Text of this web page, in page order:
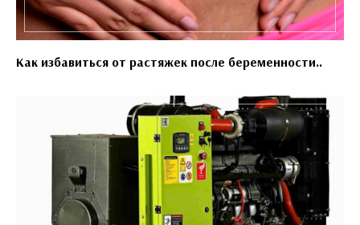
Как избавиться от растяжек после беременности..